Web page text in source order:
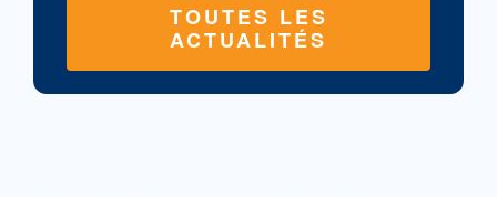
TOUTES LES
ACTUALITÉS